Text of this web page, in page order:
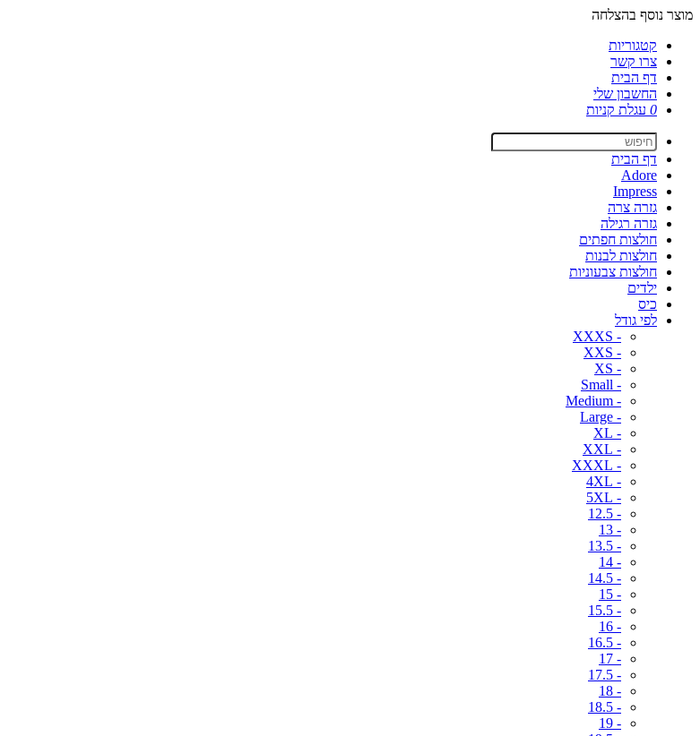
מוצר נוסף בהצלחה
קטגוריות
צרו קשר
דף הבית
החשבון שלי
0 עגלת קניות
דף הבית
Adore
Impress
גזרה צרה
גזרה רגילה
חולצות חפתים
חולצות לבנות
חולצות צבעוניות
ילדים
כיס
לפי גודל
- XXXS
- XXS
- XS
- Small
- Medium
- Large
- XL
- XXL
- XXXL
- 4XL
- 5XL
- 12.5
- 13
- 13.5
- 14
- 14.5
- 15
- 15.5
- 16
- 16.5
- 17
- 17.5
- 18
- 18.5
- 19